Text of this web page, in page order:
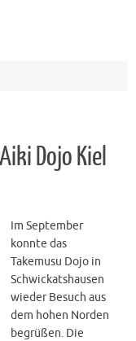
Dojo Kiel
Im September
konnte das
Takemusu Dojo in
Schwickatshausen
wieder Besuch aus
dem hohen Norden
begrüßen. Die